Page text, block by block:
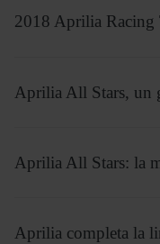
2018 Aprilia Racing
Aprilia All Stars, un
Aprilia All Stars: la
Aprilia completa la